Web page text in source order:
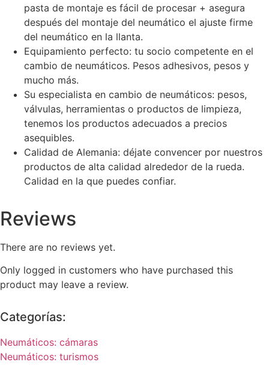
pasta de montaje es fácil de procesar + asegura
después del montaje del neumático el ajuste firme
del neumático en la llanta.
Equipamiento perfecto: tu socio competente en el
cambio de neumáticos. Pesos adhesivos, pesos y
mucho más.
Su especialista en cambio de neumáticos: pesos,
válvulas, herramientas o productos de limpieza,
tenemos los productos adecuados a precios
asequibles.
Calidad de Alemania: déjate convencer por nuestros
productos de alta calidad alrededor de la rueda.
Calidad en la que puedes confiar.
Reviews
There are no reviews yet.
Only logged in customers who have purchased this
product may leave a review.
Categorías:
Neumáticos: cámaras
Neumáticos: turismos